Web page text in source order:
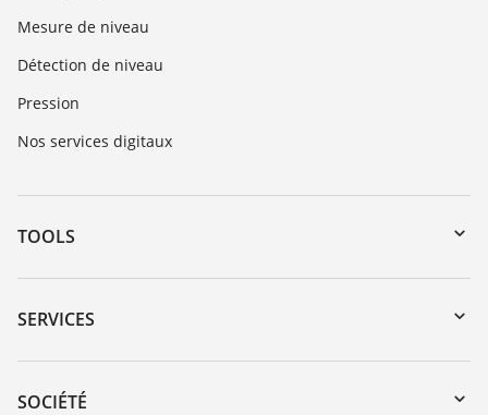
Mesure de niveau
Détection de niveau
Pression
Nos services digitaux
TOOLS
Téléchargements
Recherche par numéro de série
DTM Collection/PACTware
SERVICES
Retour d'appareil
Service client
SOCIÉTÉ